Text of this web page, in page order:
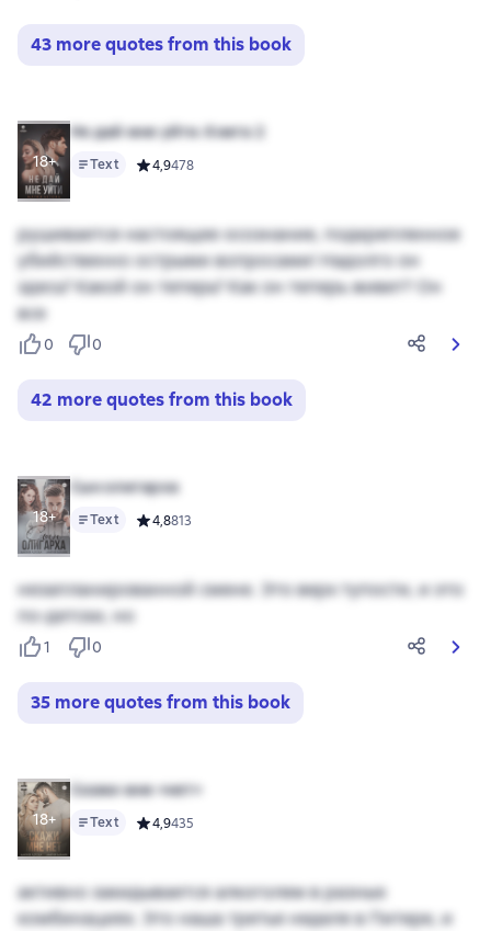
43 more quotes from this book
18+
Не дай мне уйти. Книга 2
Text Средний рейтинг 4,9 на основе 478 оценок
4,9478
рушивается настоящее осознание, подкрепленное
убийственно острыми вопросами! Надолго он
здесь? Какой он теперь? Как он теперь живет? Он
все
0 0
42 more quotes from this book
18+
Сын олигарха
Text Средний рейтинг 4,8 на основе 813 оценок
4,8813
незапланированной смене. Это верх тупости, и это
по-детски, но
1 0
35 more quotes from this book
18+
Скажи мне «нет»
Text Средний рейтинг 4,9 на основе 435 оценок
4,9435
активно закидывается алкоголем в разных
комбинациях. Это наша третья неделя в Питере, и